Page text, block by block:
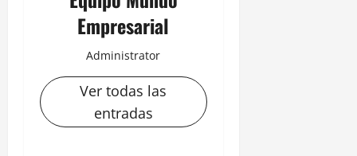
Empresarial
Administrator
Ver todas las
entradas